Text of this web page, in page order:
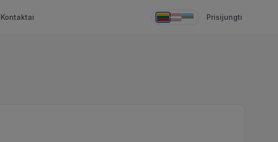
Kontaktai Prisijungti